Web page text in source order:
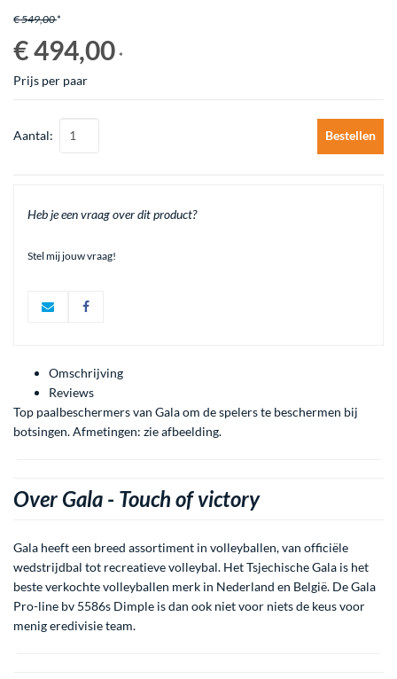
€ 549,00*
€ 494,00 *
Prijs per paar
Aantal: Bestellen
Heb je een vraag over dit product?
Stel mij jouw vraag!
Omschrijving
Reviews
Top paalbeschermers van Gala om de spelers te beschermen bij
botsingen. Afmetingen: zie afbeelding.
Over Gala - Touch of victory
Gala heeft een breed assortiment in volleyballen, van officiële
wedstrijdbal tot recreatieve volleybal. Het Tsjechische Gala is het
beste verkochte volleyballen merk in Nederland en België. De Gala
Pro-line bv 5586s Dimple is dan ook niet voor niets de keus voor
menig eredivisie team.